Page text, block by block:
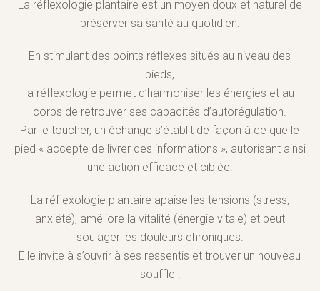
La réflexologie plantaire est un moyen doux et naturel de
préserver sa santé au quotidien.
En stimulant des points réflexes situés au niveau des
pieds,
la réflexologie permet d’harmoniser les énergies et au
corps de retrouver ses capacités d’autorégulation.
Par le toucher, un échange s’établit de façon à ce que le
pied « accepte de livrer des informations », autorisant ainsi
une action efficace et ciblée.
La réflexologie plantaire apaise les tensions (stress,
anxiété), améliore la vitalité (énergie vitale) et peut
soulager les douleurs chroniques.
Elle invite à s’ouvrir à ses ressentis et trouver un nouveau
souffle !